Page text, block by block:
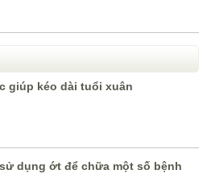
giúp kéo dài tuổi xuân
dụng ớt để chữa một số bệnh